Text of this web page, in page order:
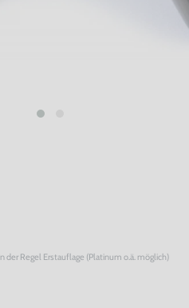
der Regel Erstauflage (Platinum o.ä. möglich)